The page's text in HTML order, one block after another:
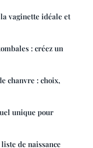
vaginette idéale et
: créez un
chanvre : choix,
unique pour
de naissance